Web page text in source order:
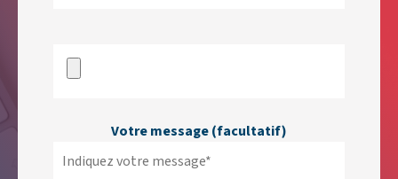
Votre message (facultatif)